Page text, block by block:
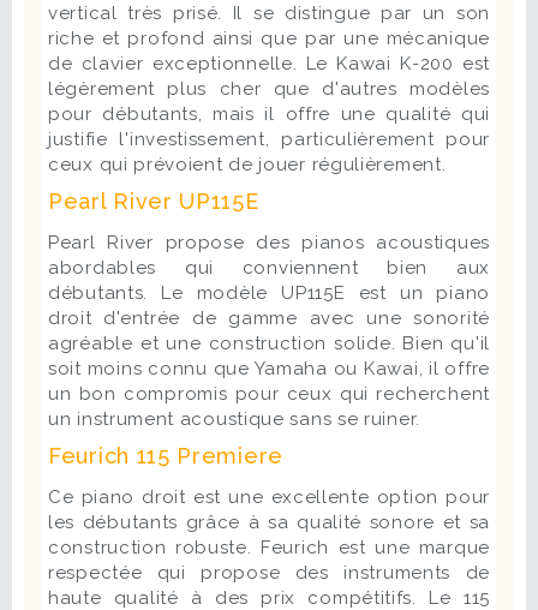
vertical très prisé. Il se distingue par un son
riche et profond ainsi que par une mécanique
de clavier exceptionnelle. Le Kawai K-200 est
légèrement plus cher que d'autres modèles
pour débutants, mais il offre une qualité qui
justifie l'investissement, particulièrement pour
ceux qui prévoient de jouer régulièrement.
Pearl River UP115E
Pearl River propose des pianos acoustiques
abordables qui conviennent bien aux
débutants. Le modèle UP115E est un piano
droit d'entrée de gamme avec une sonorité
agréable et une construction solide. Bien qu'il
soit moins connu que Yamaha ou Kawai, il offre
un bon compromis pour ceux qui recherchent
un instrument acoustique sans se ruiner.
Feurich 115 Premiere
Ce piano droit est une excellente option pour
les débutants grâce à sa qualité sonore et sa
construction robuste. Feurich est une marque
respectée qui propose des instruments de
haute qualité à des prix compétitifs. Le 115